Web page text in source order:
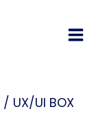
/ UX/UI BOX